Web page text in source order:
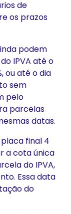
de
os prazos
podem
IPVA até o
ou até o dia
sem
pelo
parcelas
datas.
final 4
a cota única
do IPVA,
Essa data
do